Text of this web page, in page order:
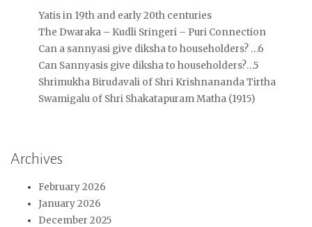
Yatis in 19th and early 20th centuries
The Dwaraka – Kudli Sringeri – Puri Connection
Can a sannyasi give diksha to householders? …6
Can Sannyasis give diksha to householders?…5
Shrimukha Birudavali of Shri Krishnananda Tirtha
Swamigalu of Shri Shakatapuram Matha (1915)
Archives
February 2026
January 2026
December 2025